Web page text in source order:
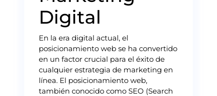
Digital
En la era digital actual, el
posicionamiento web se ha convertido
en un factor crucial para el éxito de
cualquier estrategia de marketing en
línea. El posicionamiento web,
también conocido como SEO (Search